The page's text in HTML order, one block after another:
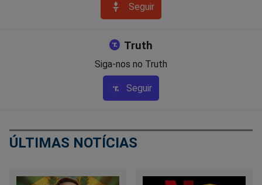
Seguir
Truth
Siga-nos no Truth
Seguir
ÚLTIMAS NOTÍCIAS